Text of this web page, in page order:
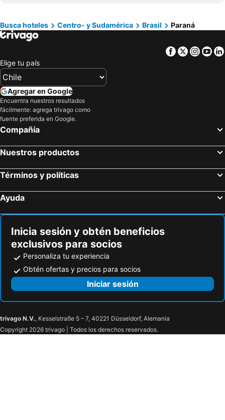
Hoteles en Andalucía
Hoteles en Quintana Roo
Hoteles en Prefectura Tokio
Hoteles en Lapa
Hoteles en Tibagi
Hoteles en Ribeirão Claro
Hoteles en Cambé
Hoteles en Campina Grande do Sul
Busca hoteles Centro- y Sudamérica Brasil Paraná
Facebook
Twitter
Elige tu país
Agregar en Google
Encuentra nuestros resultados
fácilmente: agrega trivago como
fuente preferida en Google.
Compañía
Nuestros productos
Términos y políticas
Ayuda
Inicia sesión y obtén beneficios
exclusivos para socios
Personaliza tu experiencia
Obtén ofertas y precios para socios
Iniciar sesión
trivago N.V., Kesselstraße 5 – 7, 40221 Düsseldorf, Alemania
Copyright 2026 trivago | Todos los derechos reservados.